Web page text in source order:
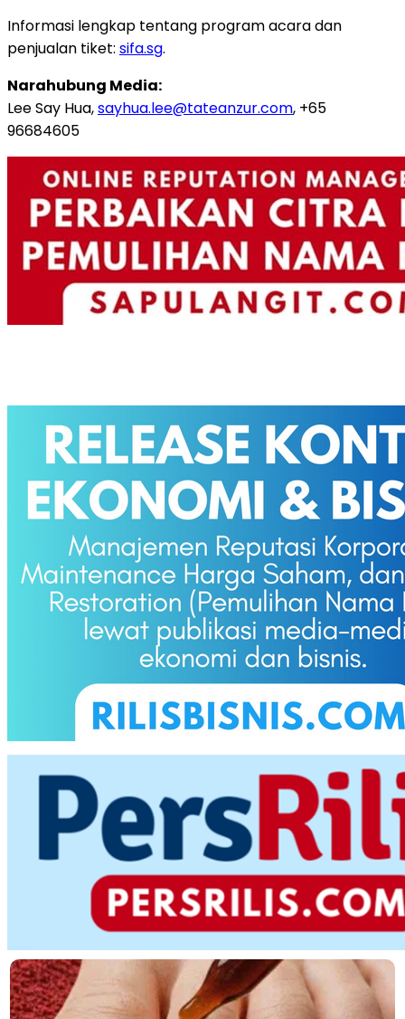
Informasi lengkap tentang program acara dan
penjualan tiket: sifa.sg.
Narahubung Media:
Lee Say Hua,sayhua.lee@tateanzur.com, +65
96684605